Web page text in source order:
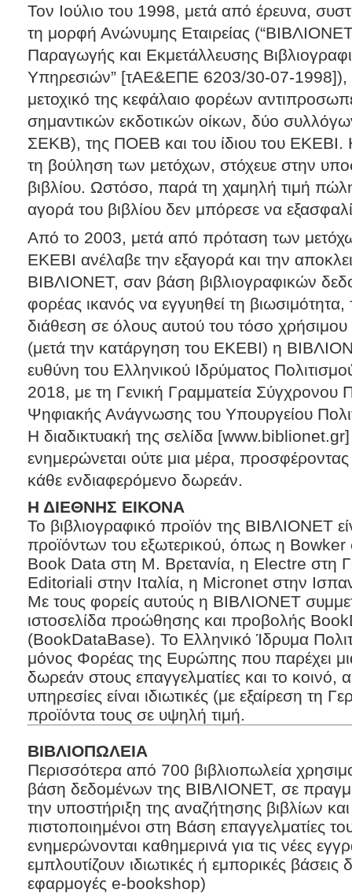
Τον Ιούλιο του 1998, μετά από έρευνα,
τη μορφή Ανώνυμης Εταιρείας
Παραγωγής και Εκμετάλλευσης
Υπηρεσιών” [τΑΕ&ΕΠΕ 6203/30-07-1998]),
μετοχικό της κεφάλαιο φορέων
σημαντικών εκδοτικών οίκων, δύο
ΣΕΚΒ), της ΠΟΕΒ και του ίδιου του ΕΚΕΒΙ.
τη βούληση των μετόχων, στόχευε στην
βιβλίου. Ωστόσο, παρά τη χαμηλή τιμή
αγορά του βιβλίου δεν μπόρεσε να
Από το 2003, μετά από πρόταση των
ΕΚΕΒΙ ανέλαβε την εξαγορά και την
ΒΙΒΛΙΟΝΕΤ, σαν βάση βιβλιογραφικών
φορέας ικανός να εγγυηθεί τη βιωσιμότητα,
διάθεση σε όλους αυτού του τόσο
(μετά την κατάργηση του ΕΚΕΒΙ) η
ευθύνη του Ελληνικού Ιδρύματος
2018, με τη Γενική Γραμματεία Σύγχρονου
Ψηφιακής Ανάγνωσης του Υπουργείου
Η διαδικτυακή της σελίδα
ενημερώνεται ούτε μια μέρα, προσφέροντας
κάθε ενδιαφερόμενο δωρεάν.
Η ΔΙΕΘΝΗΣ ΕΙΚΟΝΑ
Το βιβλιογραφικό προϊόν της ΒΙΒΛΙΟΝΕΤ
προϊόντων του εξωτερικού, όπως η
Book Data στη Μ. Βρετανία, η Electre στη
Editoriali στην Ιταλία, η Micronet στην
Με τους φορείς αυτούς η ΒΙΒΛΙΟΝΕΤ
ιστοσελίδα προώθησης και προβολής
(BookDataBase). Το Ελληνικό Ίδρυμα
μόνος Φορέας της Ευρώπης που παρέχει
δωρεάν στους επαγγελματίες και το κοινό,
υπηρεσίες είναι ιδιωτικές (με εξαίρεση τη
προϊόντα τους σε υψηλή τιμή.
ΒΙΒΛΙΟΠΩΛΕΙΑ
Περισσότερα από 700 βιβλιοπωλεία
βάση δεδομένων της ΒΙΒΛΙΟΝΕΤ, σε
την υποστήριξη της αναζήτησης βιβλίων
πιστοποιημένοι στη Βάση επαγγελματίες
ενημερώνονται καθημερινά για τις νέες
εμπλουτίζουν ιδιωτικές ή εμπορικές
εφαρμογές e-bookshop)